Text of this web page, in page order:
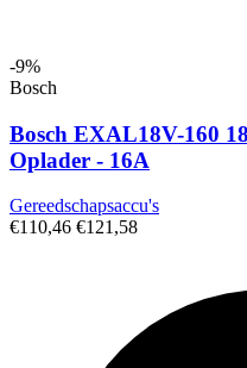
-9%
Bosch
Bosch EXAL18V-160
Oplader - 16A
Gereedschapsaccu's
€110,46 €121,58